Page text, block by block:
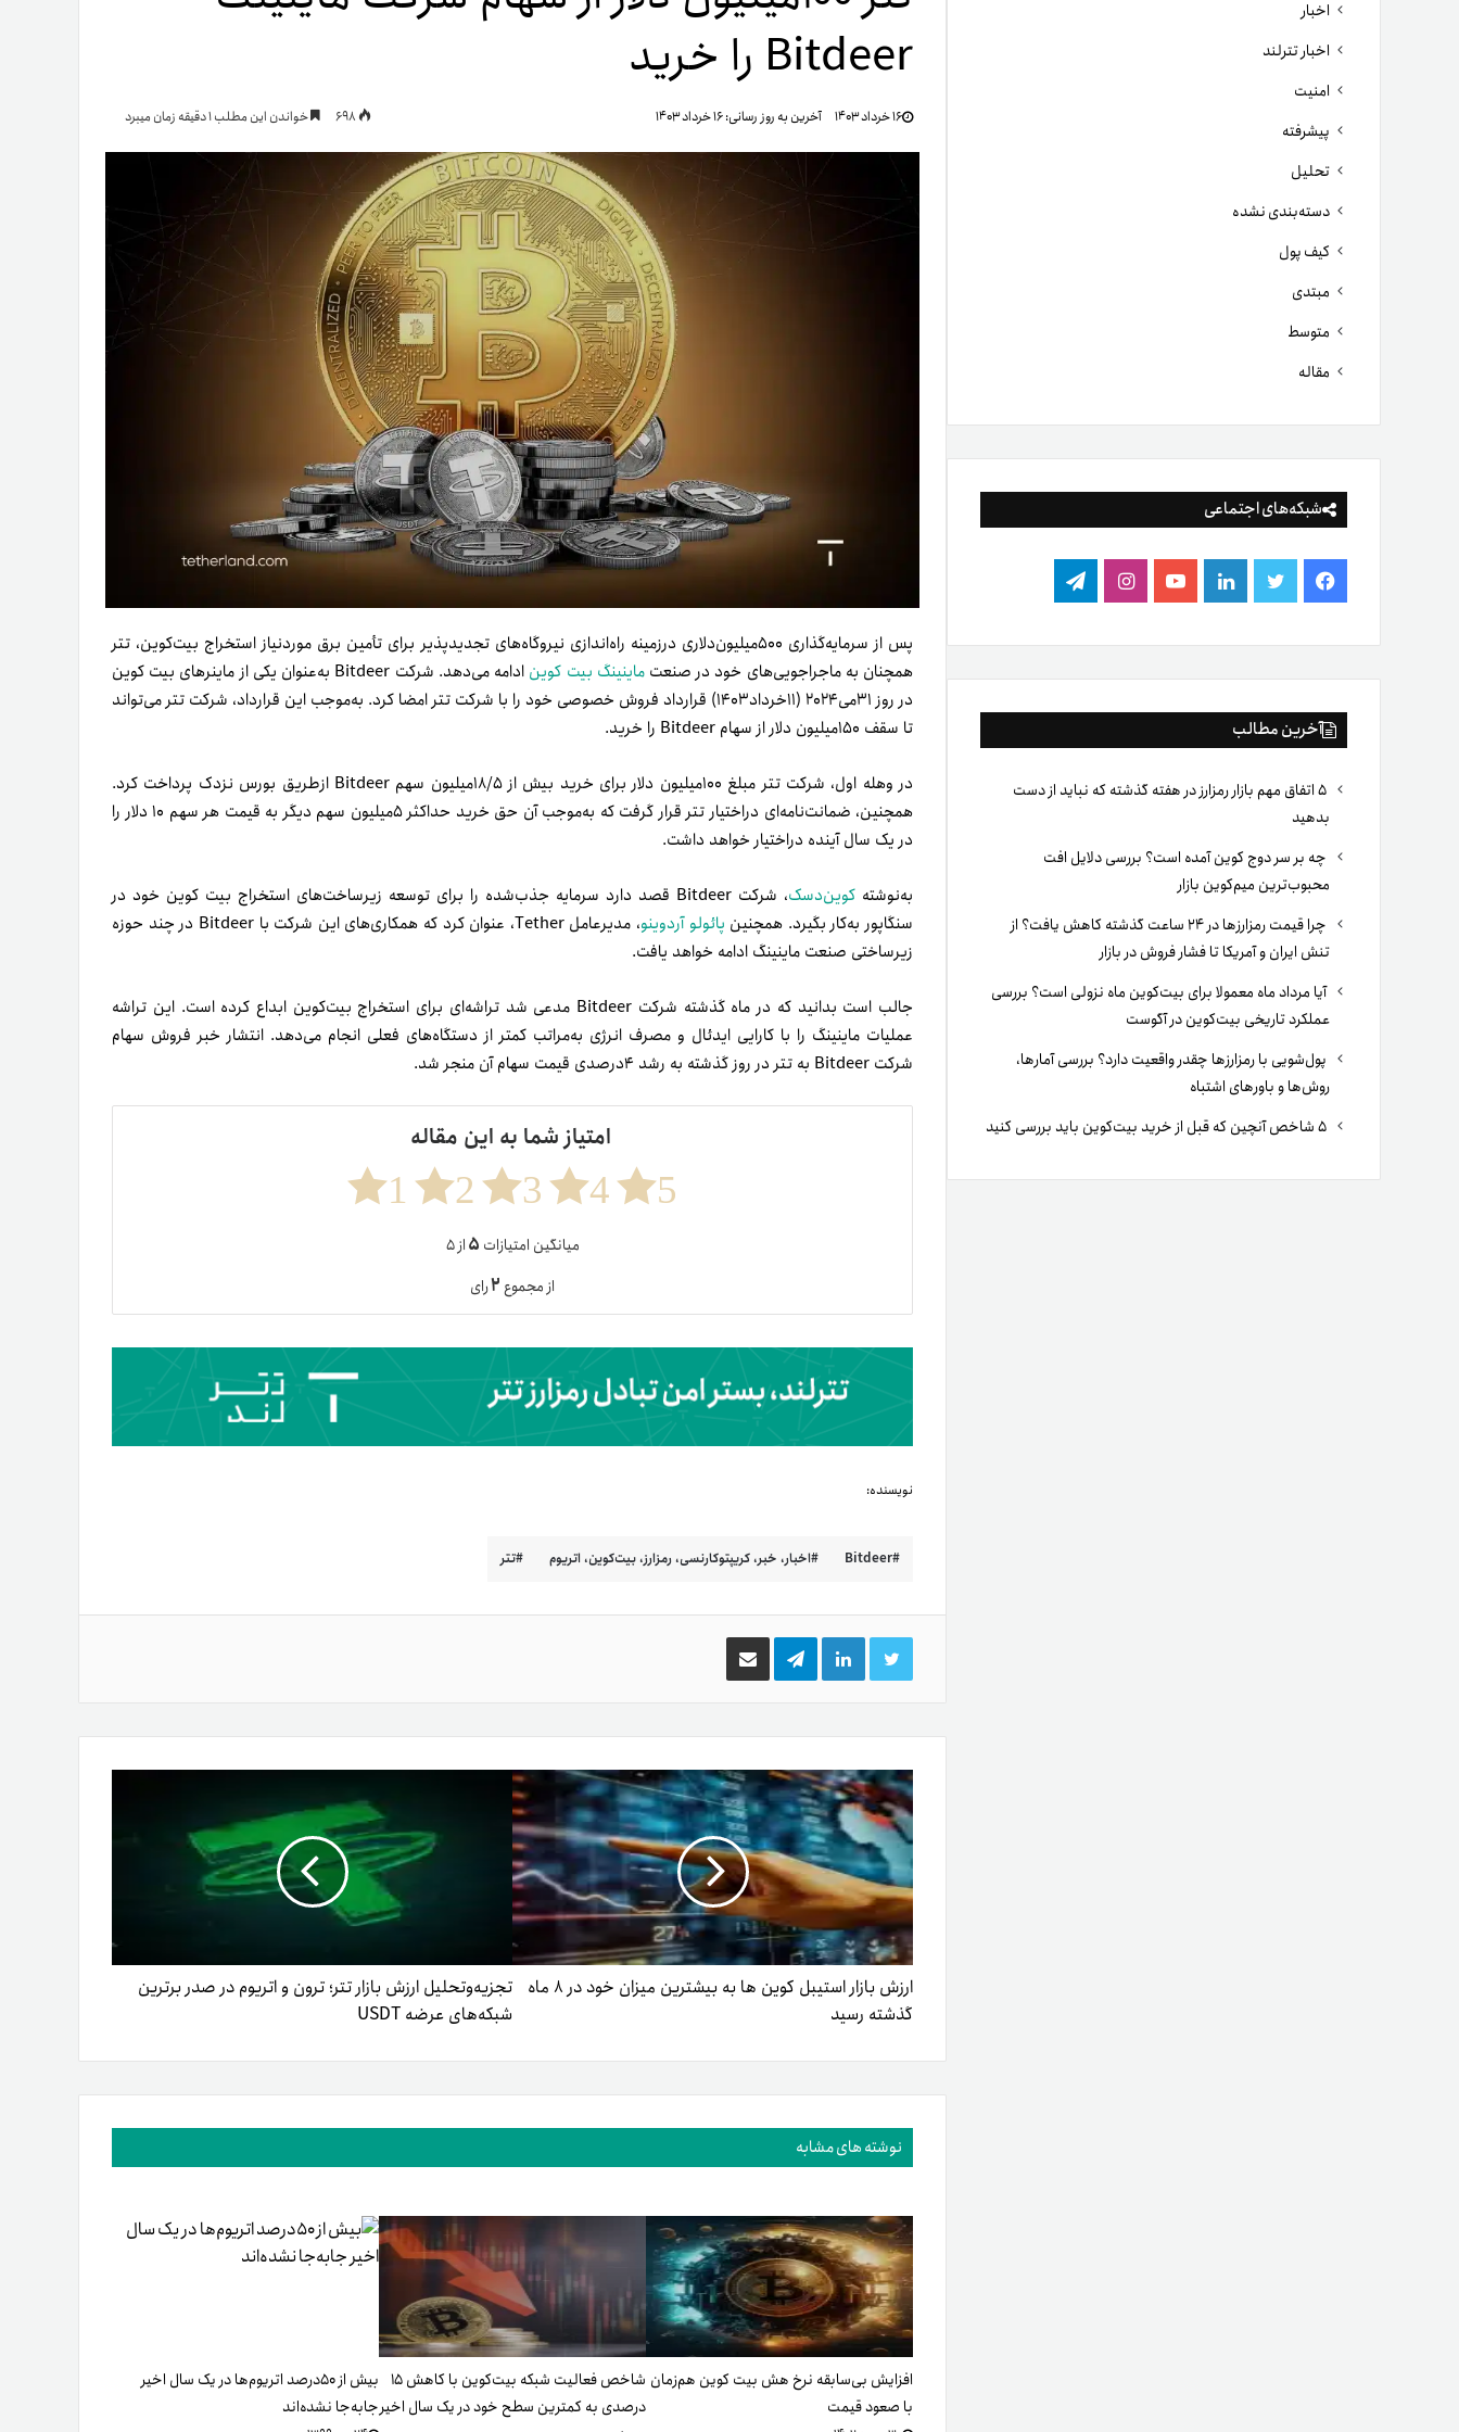
اخبار
اخبار تترلند
امنیت
پیشرفته
تحلیل
دسته‌بندی نشده
کیف پول
مبتدی
متوسط
مقاله
شبکه‌های اجتماعی
فیس
بوک
توییتر لینکدینیوتیوباینستاگرام
تلگرام
آخرین مطالب
۵ اتفاق مهم بازار رمزارز در هفته گذشته که نباید از دست
بدهید
چه بر سر دوج کوین آمده است؟ بررسی دلایل افت
محبوب‌ترین میم‌کوین بازار
چرا قیمت رمزارزها در ۲۴ ساعت گذشته کاهش یافت؟ از
تنش ایران و آمریکا تا فشار فروش در بازار
آیا مرداد ماه معمولا برای بیت‌کوین ماه نزولی است؟ بررسی
عملکرد تاریخی بیت‌کوین در آگوست
پول‌شویی با رمزارزها چقدر واقعیت دارد؟ بررسی آمارها،
روش‌ها و باورهای اشتباه
Bitdeer را خرید
۱۶ خرداد ۱۴۰۳ آخرین به روز رسانی:۱۶ خرداد ۱۴۰۳ خواندن این مطلب 1 دقیقه زمان میبرد
پس از سرمایه‌گذاری ۵۰۰میلیون‌دلاری درزمینه راه‌اندازی نیروگاه‌های تجدیدپذیر برای تأمین برق مورد‌نیاز استخراج بیت‌کوین، تتر
همچنان به ماجراجویی‌های خود در صنعتماینینگ بیت کوین
ادامه می‌دهد. شرکت Bitdeer به‌عنوان یکی از ماینرهای بیت کوین
در روز ۳۱می۲۰۲۴ (۱۱خرداد۱۴۰۳) قرارداد فروش خصوصی خود را با شرکت تتر امضا کرد. به‌موجب این قرارداد، شرکت تتر می‌تواند
تا سقف ۱۵۰میلیون دلار از سهام Bitdeer را خرید.
در وهله اول، شرکت تتر مبلغ ۱۰۰میلیون دلار برای خرید بیش از ۱۸/۵میلیون سهم Bitdeer ازطریق بورس نزدک پرداخت کرد.
همچنین، ضمانت‌نامه‌ای دراختیار تتر قرار گرفت که به‌موجب آن حق خرید حداکثر ۵میلیون سهم دیگر به قیمت هر سهم ۱۰ دلار را
در یک سال آینده در‌اختیار خواهد داشت.
به‌نوشته کوین‌دسک
، شرکت Bitdeer قصد دارد سرمایه جذب‌شده را برای توسعه زیرساخت‌های استخراج بیت کوین خود در
سنگاپور به‌کار بگیرد. همچنین پائولو آردوینو
، مدیرعامل Tether، عنوان کرد که همکاری‌های این شرکت با Bitdeer در چند حوزه
زیرساختی صنعت ماینینگ ادامه خواهد یافت.
جالب است بدانید که در ماه گذشته شرکت Bitdeer مدعی شد تراشه‌ای برای استخراج بیت‌کوین ابداع کرده است. این تراشه
عملیات ماینینگ را با کارایی ایدئال و مصرف انرژی به‌مراتب کمتر از دستگاه‌های فعلی انجام می‌دهد. انتشار خبر فروش سهام
شرکت Bitdeer به تتر در روز گذشته به رشد ۴درصدی قیمت سهام آن منجر شد.
امتیاز شما به این مقاله
5
4
3
2
1
میانگین امتیازات ۵از ۵
از مجموع۲رای
نویسنده:
Bitdeer اخبار، خبر، کریپتوکارنسی، رمزارز، بیت‌کوین، اتریوم تتر
توییتر لینکدینتلگرام اشتراک
گذاری
ایمیل
ارزش بازار استیبل کوین ها به بیشترین میزان خود در ۸ ماه
گذشته رسید
تجزیه‌وتحلیل ارزش بازار تتر؛ ترون و اتریوم در صدر برترین
شبکه‌های عرضه USDT
نوشته های مشابه
افزایش بی‌سابقه نرخ هش بیت کوین هم‌زمان
با صعود قیمت
شاخص فعالیت شبکه بیت‌کوین با کاهش ۱۵
درصدی به کمترین سطح خود در یک سال اخیر
بیش از ۵۰درصد اتر‌یوم‌ها در یک سال اخیر
جابه‌جا نشده‌اند